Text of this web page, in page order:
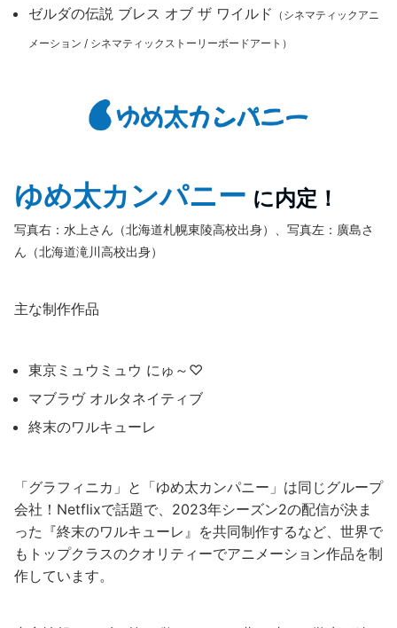
ゼルダの伝説 ブレス オブ ザ ワイルド （シネマティックアニ
メーション / シネマティックストーリーボードアート）
ゆめ太カンパニー に内定！
写真右：水上さん（北海道札幌東陵高校出身）、写真左：廣島さ
ん（北海道滝川高校出身）
主な制作作品
東京ミュウミュウ にゅ～♡
マブラヴ オルタネイティブ
終末のワルキューレ
「グラフィニカ」と「ゆめ太カンパニー」は同じグループ
会社！Netflixで話題で、2023年シーズン2の配信が決ま
った『終末のワルキューレ』を共同制作するなど、世界で
もトップクラスのクオリティーでアニメーション作品を制
作しています。